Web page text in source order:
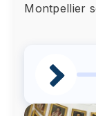
Montpellier